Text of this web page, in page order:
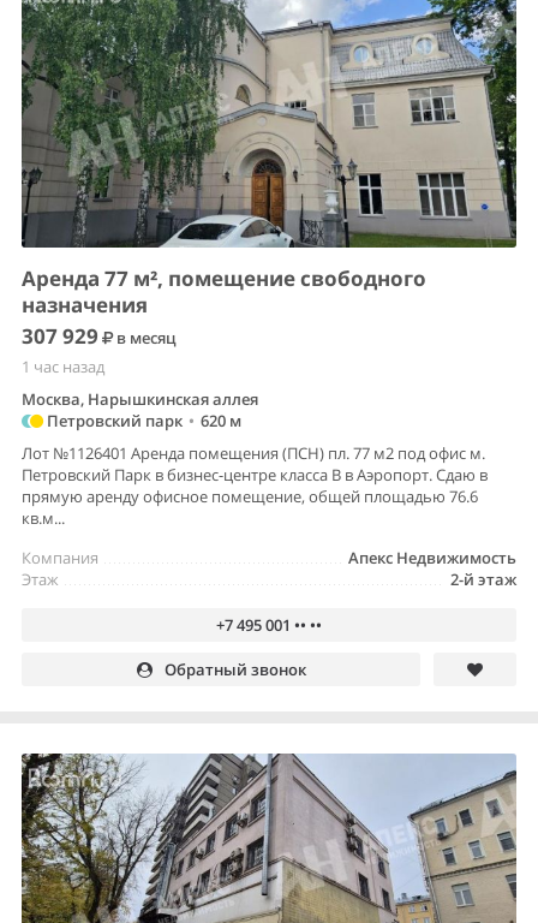
Аренда 77 м², помещение свободного
назначения
307 929
в месяц
1 час назад
Москва, Нарышкинская аллея
Петровский парк • 620 м
Лот №1126401 Аренда помещения (ПСН) пл. 77 м2 под офис м.
Петровский Парк в бизнес-центре класса В в Аэропорт. Сдаю в
прямую аренду офисное помещение, общей площадью 76.6
кв.м...
Апекс Недвижимость
Компания
2-й этаж
Этаж
+7 495 001 •• ••
Обратный звонок